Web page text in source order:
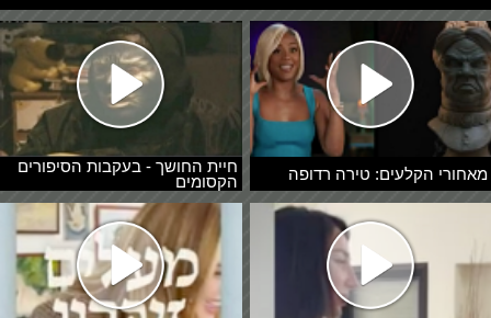
מאחורי הקלעים: טירה רדופה
חיית החושך - בעקבות הסיפורים
הקסומים